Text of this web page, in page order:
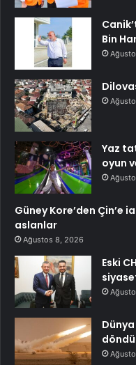
Bin
Yaz
oyun
Güney Kore’den Çin’e
aslanlar
Ağustos 8, 2026
Eski
döndü